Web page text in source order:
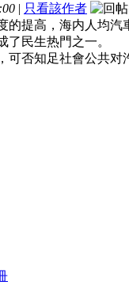
| 只看該作者
的提高，海内人均汽
了民生热門之一。
可否知足社會公共